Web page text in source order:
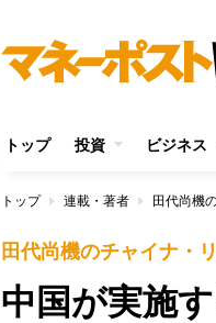
トップ 投資 ビジネス
トップ 連載・著者 田代尚機
田代尚機のチャイナ・
中国が実施